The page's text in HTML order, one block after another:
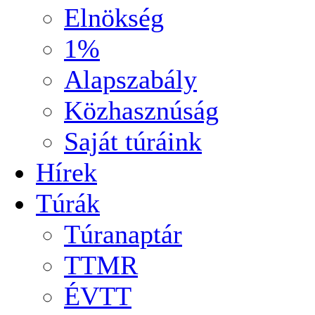
Elnökség
1%
Alapszabály
Közhasznúság
Saját túráink
Hírek
Túrák
Túranaptár
TTMR
ÉVTT